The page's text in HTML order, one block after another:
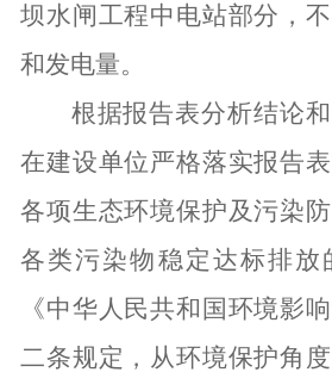
坝水闸工程中电站部分，
和发电量。
根据报告表分析结论
在建设单位严格落实报告
各项生态环境保护及污染防
各类污染物稳定达标排放
《中华人民共和国环境影
二条规定，从环境保护角